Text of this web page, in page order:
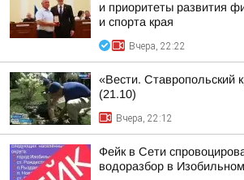
и приоритеты развития
и спорта края
Вчера, 22:22
«Вести. Ставропольский
(21.10)
Вчера, 22:12
Фейк в Сети
водоразбор в Изобильном